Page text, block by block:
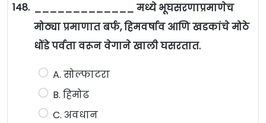
148. _____________ मध्ये भूघसरणाप्रमाणेच
मोठ्या प्रमाणात बर्फ, हिमवर्षाव आणि खडकांचे मोठे
धोंडे पर्वता वरून वेगाने खाली घसरतात.
A. सोल्फाटरा
B. हिमोढ
C. अवधान